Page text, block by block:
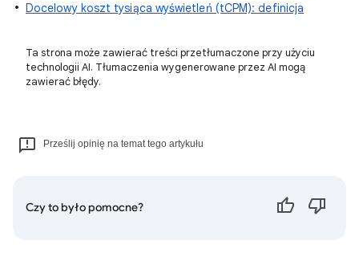
Docelowy koszt tysiąca wyświetleń (tCPM): definicja
Ta strona może zawierać treści przetłumaczone przy użyciu
technologii AI. Tłumaczenia wygenerowane przez AI mogą
zawierać błędy.
Prześlij opinię na temat tego artykułu
Czy to było pomocne?